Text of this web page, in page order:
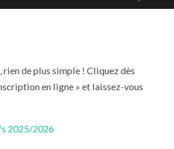
rien de plus simple ! Cliquez dès
en ligne » et laissez-vous
2025/2026